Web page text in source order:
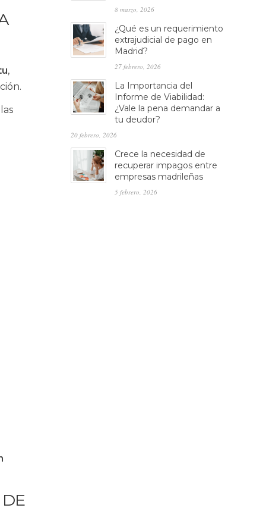
,
8 marzo, 2026
¿Qué es un requerimiento
extrajudicial de pago en
Madrid?
27 febrero, 2026
La Importancia del
Informe de Viabilidad:
¿Vale la pena demandar a
tu deudor?
20 febrero, 2026
Crece la necesidad de
recuperar impagos entre
empresas madrileñas
5 febrero, 2026